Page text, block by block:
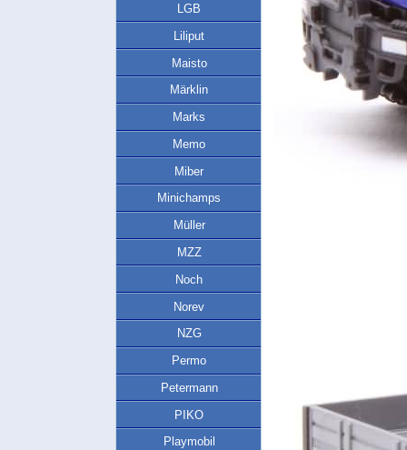
LGB
Liliput
Maisto
Märklin
Marks
Memo
Miber
Minichamps
Müller
MZZ
Noch
Norev
NZG
Permo
Petermann
PIKO
Playmobil